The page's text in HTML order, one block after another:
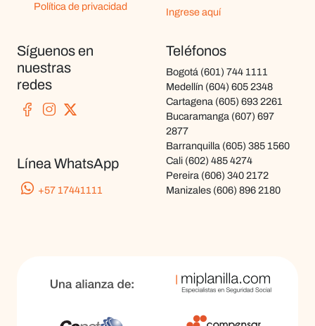
Política de privacidad
Ingrese aquí
Síguenos en
nuestras
redes
Línea WhatsApp
+57 17441111
Teléfonos
Bogotá (601) 744 1111
Medellín (604) 605 2348
Cartagena (605) 693 2261
Bucaramanga (607) 697
2877
Barranquilla (605) 385 1560
Cali (602) 485 4274
Pereira (606) 340 2172
Manizales (606) 896 2180